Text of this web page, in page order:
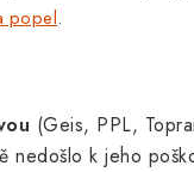
popel.
(Geis, PPL,
nedošlo k jeho